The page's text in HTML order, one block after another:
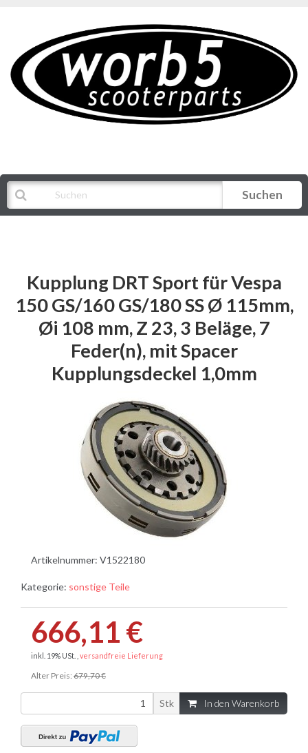
Suchen
Kupplung DRT Sport für Vespa
150 GS/160 GS/180 SS Ø 115mm,
Øi 108 mm, Z 23, 3 Beläge, 7
Feder(n), mit Spacer
Kupplungsdeckel 1,0mm
Artikelnummer: V1522180
Kategorie: sonstige Teile
666,11 €
inkl. 19% USt. , versandfreie Lieferung
Alter Preis: 679,70 €
Stk In den Warenkorb